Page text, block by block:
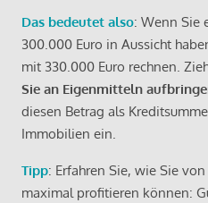
Das bedeutet also: Wenn Sie
300.000 Euro in Aussicht
mit 330.000 Euro rechnen.
Sie an Eigenmitteln
diesen Betrag als
Immobilien ein.
Tipp: Erfahren Sie, wie Sie
maximal profitieren können: